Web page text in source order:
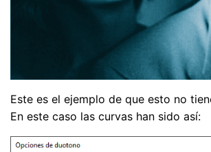
Este es el ejemplo de que esto no
En este caso las curvas han sido así: